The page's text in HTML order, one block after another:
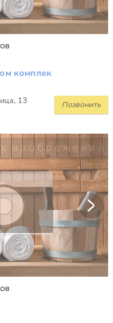
комплек
Позвонить
13